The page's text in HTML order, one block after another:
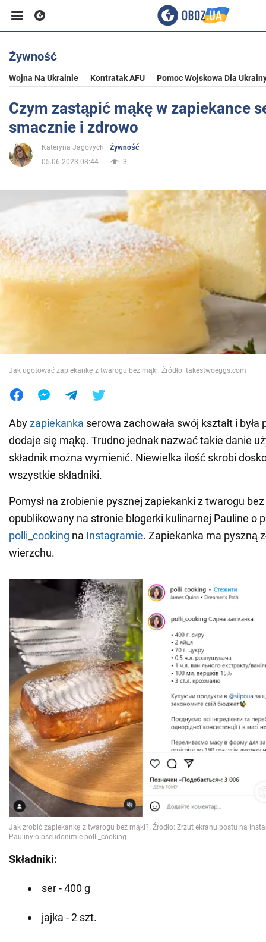
Biznes
Sport
Rozrywka
Społeczeństwo
Wojna na Ukrainie
Jedzenie
Żywność
Wojna Na Ukrainie Kontratak AFU Pomoc Wojskowa Dla
Czym zastąpić mąkę w zapiekance
smacznie i zdrowo
Kateryna Jagovych
Żywność
05.06.2023 08:44
3
Jak ugotować zapiekankę z twarogu bez mąki. Źródło: takestwoeggs.com
Abyzapiekanka serowa zachowała swój kształt i
dodaje się mąkę. Trudno jednak nazwać takie danie
składnik można wymienić. Niewielka ilość skrobi
wszystkie składniki.
Pomysł na zrobienie pysznej zapiekanki z twarogu
opublikowany na stronie blogerki kulinarnej Pauline o
polli_cooking na Instagramie. Zapiekanka ma pyszną
wierzchu.
Składniki:
ser - 400 g
jajka - 2 szt.